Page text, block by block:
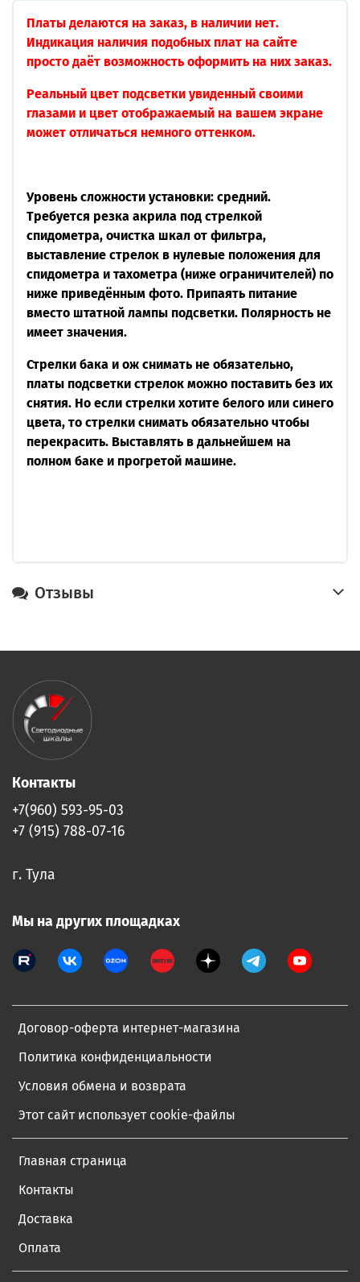
Платы делаются на заказ, в наличии нет.
Индикация наличия подобных плат на сайте
просто даёт возможность оформить на них заказ.
Реальный цвет подсветки увиденный своими
глазами и цвет отображаемый на вашем экране
может отличаться немного оттенком.
Уровень сложности установки: средний.
Требуется резка акрила под стрелкой
спидометра, очистка шкал от фильтра,
выставление стрелок в нулевые положения для
спидометра и тахометра (ниже ограничителей) по
ниже приведённым фото. Припаять питание
вместо штатной лампы подсветки. Полярность не
имеет значения.
Стрелки бака и ож снимать не обязательно,
платы подсветки стрелок можно поставить без их
снятия. Но если стрелки хотите белого или синего
цвета, то стрелки снимать обязательно чтобы
перекрасить. Выставлять в дальнейшем на
полном баке и прогретой машине.
Отзывы
Договор-оферта интернет-магазина
Политика конфиденциальности
Условия обмена и возврата
Этот сайт использует cookie-файлы
Главная страница
Контакты
Доставка
Оплата
Контакты
+7(960) 593-95-03
+7 (915) 788-07-16
г. Тула
Мы на других площадках